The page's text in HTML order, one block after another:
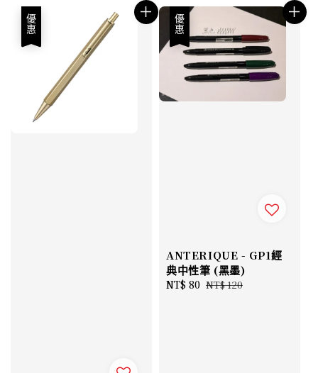
優惠 優惠
ANTERIQUE - GP1經
典中性筆 (黑墨)
Sale
NT$ 80 Regular
NT$ 120